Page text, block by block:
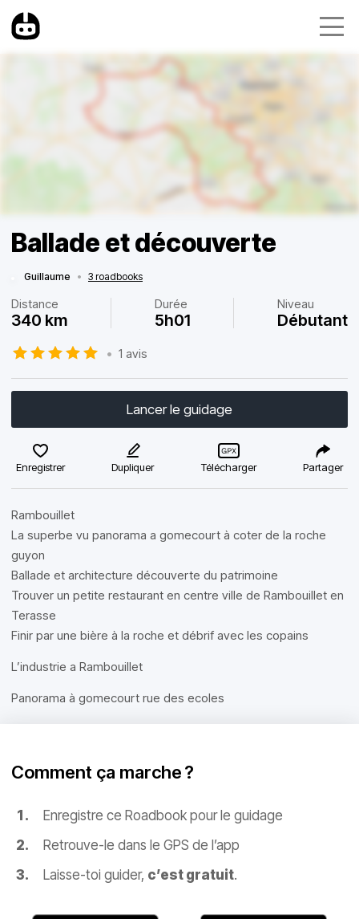
Ballade et découverte
Guillaume • 3 roadbooks
Distance
340 km
Durée
5h01
Niveau
Débutant
• 1 avis
Lancer le guidage
Enregistrer Dupliquer Télécharger Partager
Rambouillet
La superbe vu panorama a gomecourt à coter de la roche
guyon
Ballade et architecture découverte du patrimoine
Trouver un petite restaurant en centre ville de Rambouillet en
Terasse
Finir par une bière à la roche et débrif avec les copains
L’industrie a Rambouillet
Panorama à gomecourt rue des ecoles
Comment ça marche ?
Enregistre ce Roadbook pour le guidage
Retrouve-le dans le GPS de l’app
Laisse-toi guider, c’est gratuit.